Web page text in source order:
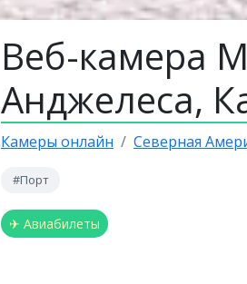
Веб-камера
Анджелеса,
Камеры онлайн Северная
#Порт
✈ Авиабилеты